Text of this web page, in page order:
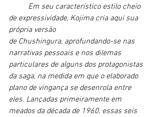
de expressividade, Kojima cria aqui sua
própria versão
de Chushingura, aprofundando-se nas
narrativas pessoais e nos dilemas
particulares de alguns dos protagonistas
da saga, na medida em que o elaborado
plano de vingança se desenrola entre
eles. Lançadas primeiramente em
meados da década de 1960, essas seis